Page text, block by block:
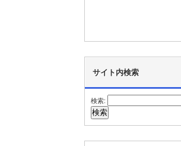
サイト内検索
検索: